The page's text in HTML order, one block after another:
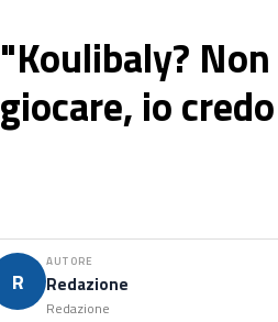
"Koulibaly?
giocare, io
R
AUTORE
Redazione
Redazione